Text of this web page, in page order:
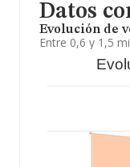
Datos
Evolución de
Entre 0,6 y 1,5